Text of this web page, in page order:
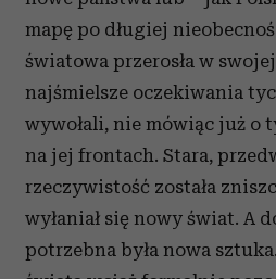
mapę po długiej
światowa przerosła w
najśmielsze oczekiwania
wywołali, nie mówiąc już o
na jej frontach. Stara,
rzeczywistość została
wyłaniał się nowy świat. A
potrzebna była nowa